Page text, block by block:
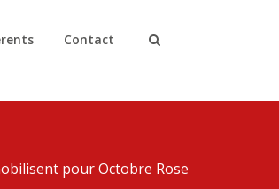
Contact
pour Octobre Rose